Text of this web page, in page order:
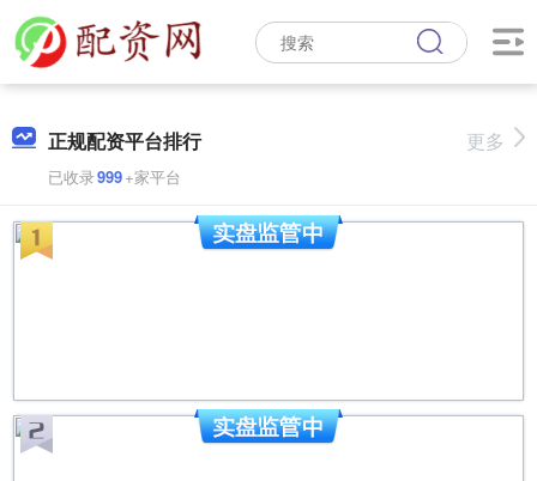
正规配资平台排行
已收录999+家平台
更多